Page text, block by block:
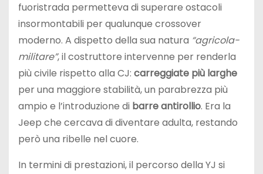
fuoristrada permetteva di superare ostacoli
insormontabili per qualunque crossover
moderno. A dispetto della sua natura “agricola-
militare”, il costruttore intervenne per renderla
più civile rispetto alla CJ: carreggiate più larghe
per una maggiore stabilità, un parabrezza più
ampio e l’introduzione di barre antirollio. Era la
Jeep che cercava di diventare adulta, restando
però una ribelle nel cuore.
In termini di prestazioni, il percorso della YJ si